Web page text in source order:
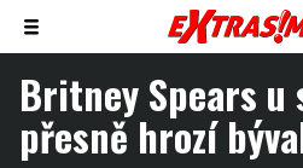
Zobrazit/skrýt
menu
Britney Spears u
přesně hrozí